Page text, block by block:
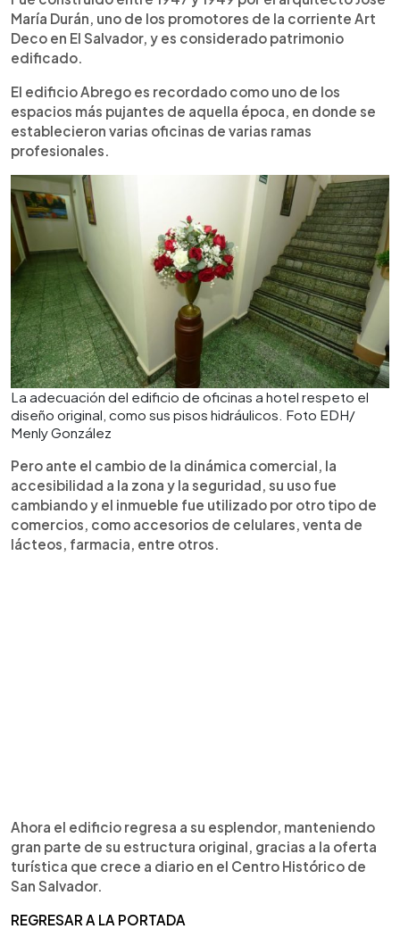
María Durán, uno de los promotores de la corriente Art
Deco en El Salvador, y es considerado patrimonio
edificado.
El edificio Abrego es recordado como uno de los
espacios más pujantes de aquella época, en donde se
establecieron varias oficinas de varias ramas
profesionales.
La adecuación del edificio de oficinas a hotel respeto el
diseño original, como sus pisos hidráulicos. Foto EDH/
Menly González
Pero ante el cambio de la dinámica comercial, la
accesibilidad a la zona y la seguridad, su uso fue
cambiando y el inmueble fue utilizado por otro tipo de
comercios, como accesorios de celulares, venta de
lácteos, farmacia, entre otros.
Ahora el edificio regresa a su esplendor, manteniendo
gran parte de su estructura original, gracias a la oferta
turística que crece a diario en el Centro Histórico de
San Salvador.
REGRESAR A LA PORTADA